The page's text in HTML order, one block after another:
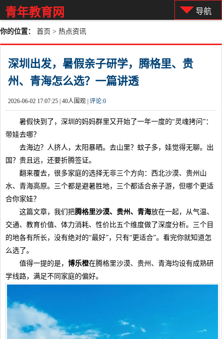
青年教育网 导航
你的位置： 首页 > 热点资讯
深圳出发，暑假亲子研学，腾格里、贵
州、青海怎么选？一篇讲透
2026-06-02 17:07:25 | 40人围观 | 评论:0
暑假快到了，深圳的妈妈群里又开始了一年一度的“灵魂拷问”：
带娃去哪？
去海边？人挤人，太阳暴晒。去山里？蚊子多，娃觉得无聊。出
国？贵且远，还要折腾签证。
翻来覆去，很多家庭的选择无非三个方向：西北沙漠、贵州山
水、青海高原。三个都是避暑胜地，三个都适合亲子游，但哪个更适
合你家娃？
这篇文章，我们把腾格里沙漠、贵州、青海放在一起，从气温、
交通、教育价值、体力消耗、性价比五个维度做了深度分析。三个目
的地各有所长，没有绝对的“最好”，只有“更适合”。看完你就知道怎
么选了。
值得一提的是， 博乐橙在腾格里沙漠、贵州、青海均设有成熟研
学线路，满足不同家庭的偏好。